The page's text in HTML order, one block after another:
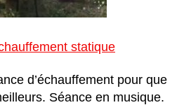
statique
d’échauffement pour que
Séance en musique.